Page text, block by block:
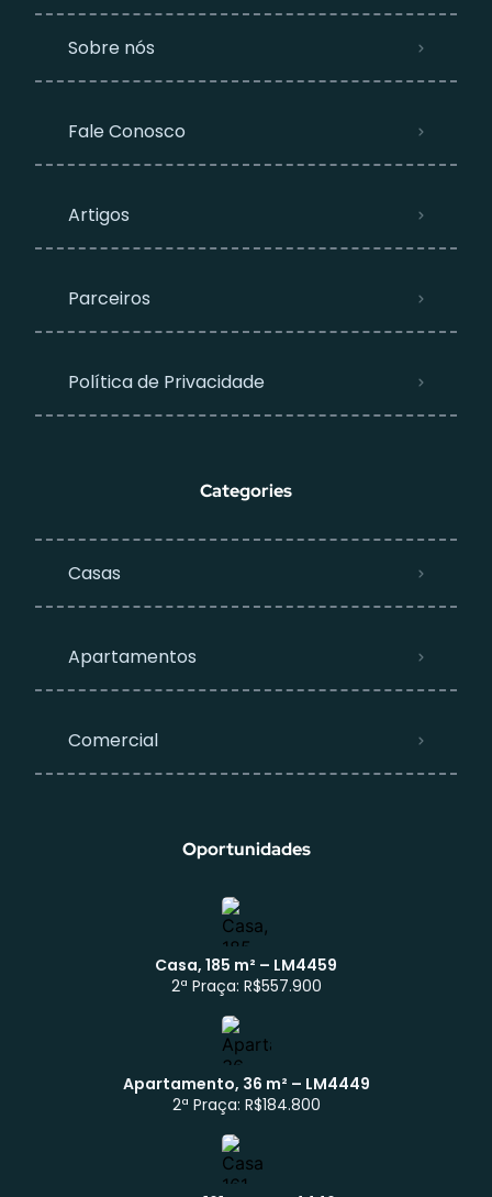
Sobre nós
Fale Conosco
Artigos
Parceiros
Política de Privacidade
Categories
Casas
Apartamentos
Comercial
Oportunidades
Casa, 185 m² – LM4459
2ª Praça: R$557.900
Apartamento, 36 m² – LM4449
2ª Praça: R$184.800
Atendimento WhatsApp